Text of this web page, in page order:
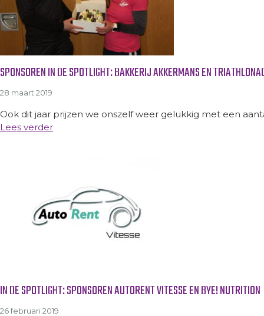
SPONSOREN IN DE SPOTLIGHT: BAKKERIJ AKKERMANS EN
28 maart 2019
Ook dit jaar prijzen we onszelf weer gelukkig met een
Lees verder
IN DE SPOTLIGHT: SPONSOREN AUTORENT VITESSE EN BYE! NUTRITION
26 februari 2019